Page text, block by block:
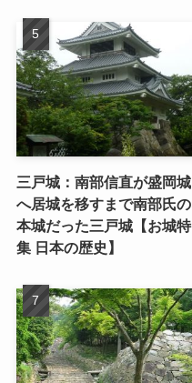
三戸城：南部信直が盛岡城
へ居城を移すまで南部氏の
本城だった三戸城【お城特
集 日本の歴史】